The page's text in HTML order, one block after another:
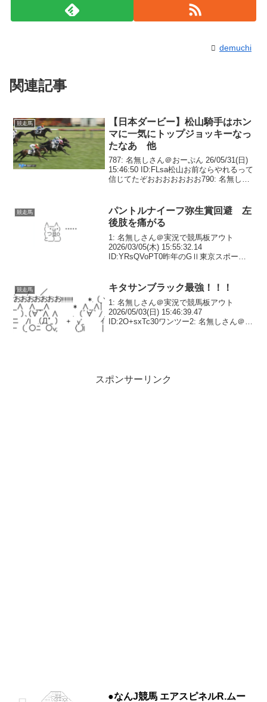
demuchi
関連記事
競走馬
【日本ダービー】松山騎手はホン
マに一気にトップジョッキーなっ
たなあ 他
787: 名無しさん＠おーぷん 26/05/31(日)
15:46:50 ID:FLsa松山お前ならやれるって
信じてたぞおおおおおおお790: 名無しさ
競走馬
パントルナイーフ弥生賞回避 左
後肢を痛がる
1: 名無しさん＠実況で競馬板アウト
2026/03/05(木) 15:55:32.14
ID:YRsQVoPT0昨年のGⅡ東京スポーツ
（牡3・木村）は、同レースへの...
競走馬 キタサンブラック最強！！！
1: 名無しさん＠実況で競馬板アウト
2026/05/03(日) 15:46:39.47
ID:2O+sxTc30ワンツー2: 名無しさん＠実
スポンサーリンク
●なんJ競馬 エアスピネルR.ムー